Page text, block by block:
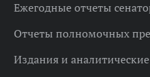
Ежегодные отчеты
Отчеты полномочных
Издания и